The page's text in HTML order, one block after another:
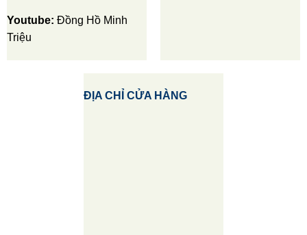
Youtube: Đồng Hồ Minh
Triệu
ĐỊA CHỈ CỬA HÀNG